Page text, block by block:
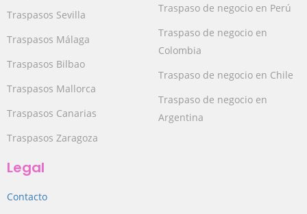
Traspasos Sevilla
Traspasos Málaga
Traspasos Bilbao
Traspasos Mallorca
Traspasos Canarias
Traspasos Zaragoza
Traspaso de negocio en Perú
Traspaso de negocio en
Colombia
Traspaso de negocio en Chile
Traspaso de negocio en
Argentina
Legal
Contacto